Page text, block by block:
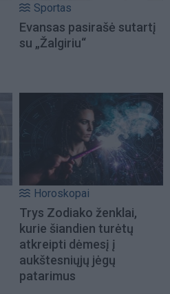
Sportas
Evansas pasirašė sutartį
su „Žalgiriu“
Horoskopai
Trys Zodiako ženklai,
kurie šiandien turėtų
atkreipti dėmesį į
aukštesniųjų jėgų
patarimus